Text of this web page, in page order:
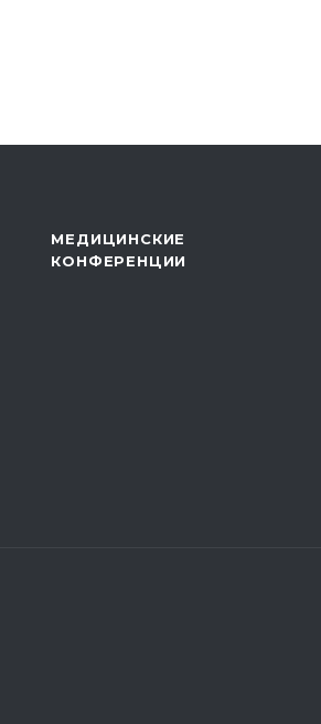
МЕДИЦИНСКИЕ
КОНФЕРЕНЦИИ